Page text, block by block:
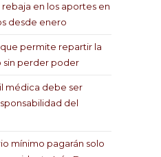
en los aportes en
desde enero
permite repartir la
sin perder poder
médica debe ser
del
mínimo pagarán solo